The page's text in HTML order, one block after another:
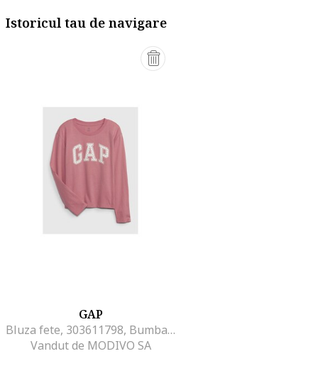
Istoricul tau de navigare
GAP
Bluza fete, 303611798, Bumbac organic, Roz, Roz
Vandut de MODIVO SA